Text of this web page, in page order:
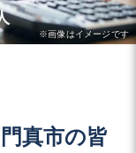
※画像はイメージです
真市の皆